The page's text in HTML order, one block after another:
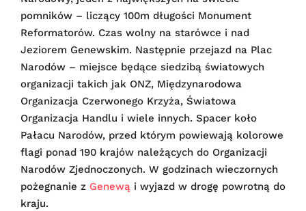
pomników – liczący 100m długości Monument
Reformatorów. Czas wolny na starówce i nad
Jeziorem Genewskim. Następnie przejazd na Plac
Narodów – miejsce będące siedzibą światowych
organizacji takich jak ONZ, Międzynarodowa
Organizacja Czerwonego Krzyża, Światowa
Organizacja Handlu i wiele innych. Spacer koło
Pałacu Narodów, przed którym powiewają kolorowe
flagi ponad 190 krajów należących do Organizacji
Narodów Zjednoczonych. W godzinach wieczornych
pożegnanie z Genewą i wyjazd w drogę powrotną do
kraju.